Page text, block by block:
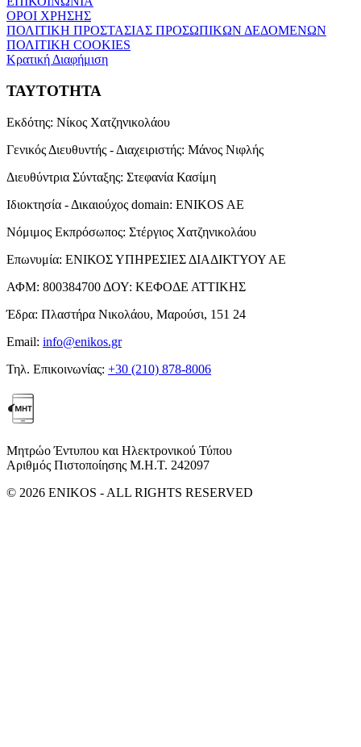
ΟΡΟΙ ΧΡΗΣΗΣ
ΠΟΛΙΤΙΚΗ ΠΡΟΣΤΑΣΙΑΣ ΠΡΟΣΩΠΙΚΩΝ ΔΕΔΟΜΕΝΩΝ
ΠΟΛΙΤΙΚΗ COOKIES
Κρατική Διαφήμιση
ΤΑΥΤΟΤΗΤΑ
Εκδότης: Νίκος Χατζηνικολάου
Γενικός Διευθυντής - Διαχειριστής: Μάνος Νιφλής
Διευθύντρια Σύνταξης: Στεφανία Κασίμη
Ιδιοκτησία - Δικαιούχος domain: ENIKOS AE
Νόμιμος Εκπρόσωπος: Στέργιος Χατζηνικολάου
Επωνυμία: ΕΝΙΚΟΣ ΥΠΗΡΕΣΙΕΣ ΔΙΑΔΙΚΤΥΟΥ ΑΕ
ΑΦΜ: 800384700 ΔΟΥ: ΚΕΦΟΔΕ ΑΤΤΙΚΗΣ
Έδρα: Πλαστήρα Νικολάου, Μαρούσι, 151 24
Email: info@enikos.gr
Τηλ. Επικοινωνίας: +30 (210) 878-8006
Μητρώο Έντυπου και Ηλεκτρονικού Τύπου
Αριθμός Πιστοποίησης Μ.Η.Τ. 242097
© 2026 ENIKOS - ALL RIGHTS RESERVED